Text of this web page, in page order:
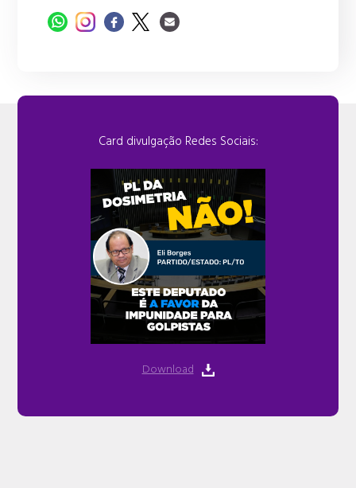
Card divulgação Redes Sociais:
Download